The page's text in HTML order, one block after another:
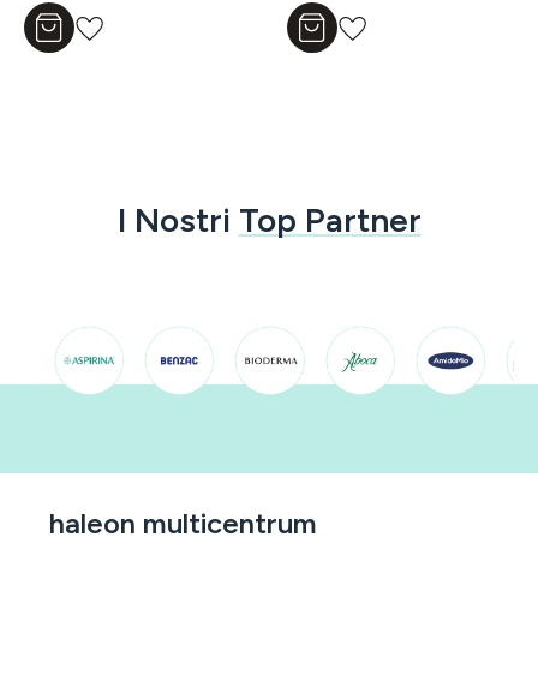
Aggiungi al carrello Aggiungi al carrello
I Nostri Top Partner
haleon multicentrum